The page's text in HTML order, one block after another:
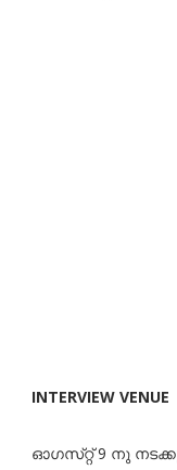
INTERVIEW VENUE
ഓഗസ്‌റ്റ് 9 നു